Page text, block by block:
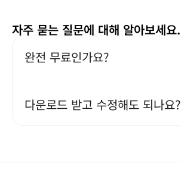
자주 묻는 질문에 대해 알아보세요.
완전 무료인가요?
다운로드 받고 수정해도 되나요?